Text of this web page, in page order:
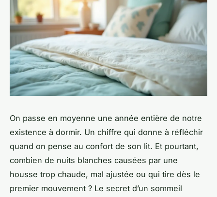
On passe en moyenne une année entière de notre
existence à dormir. Un chiffre qui donne à réfléchir
quand on pense au confort de son lit. Et pourtant,
combien de nuits blanches causées par une
housse trop chaude, mal ajustée ou qui tire dès le
premier mouvement ? Le secret d’un sommeil